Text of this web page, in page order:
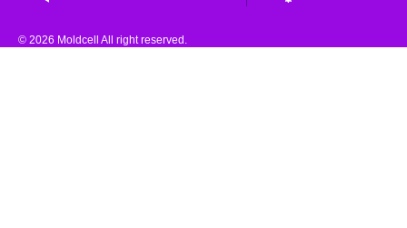
© 2026 Moldcell All right reserved.